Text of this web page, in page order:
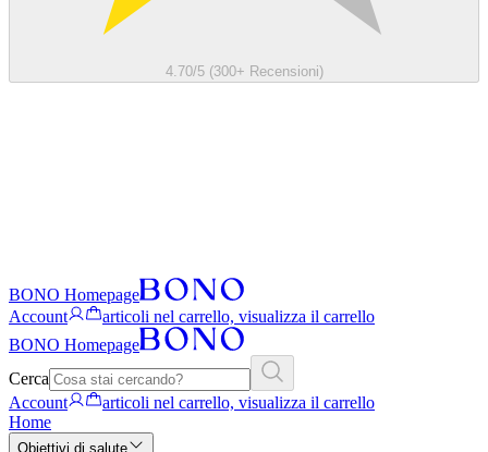
4.70/5 (300+ Recensioni)
BONO Homepage
Account
articoli nel carrello, visualizza il carrello
BONO Homepage
Cerca
Account
articoli nel carrello, visualizza il carrello
Home
Obiettivi di salute